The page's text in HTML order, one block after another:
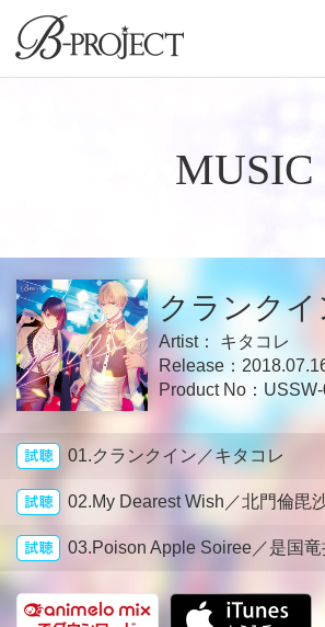
EVENT
GAME
SHOP
MUSIC
クランクイ
キタコレ
01.クランクイン／キタコレ
02.My Dearest Wish／北門倫毘
03.Poison Apple Soiree／是国竜